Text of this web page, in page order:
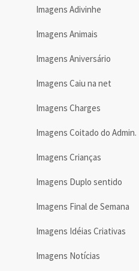
Imagens Adivinhe
Imagens Animais
Imagens Aniversário
Imagens Caiu na net
Imagens Charges
Imagens Coitado do Admin.
Imagens Crianças
Imagens Duplo sentido
Imagens Final de Semana
Imagens Idéias Criativas
Imagens Notícias